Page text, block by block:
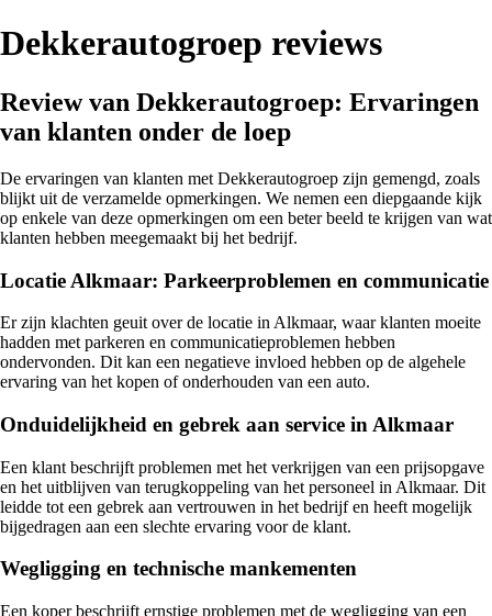
Dekkerautogroep reviews
Review van Dekkerautogroep: Ervaringen
van klanten onder de loep
De ervaringen van klanten met Dekkerautogroep zijn gemengd, zoals
blijkt uit de verzamelde opmerkingen. We nemen een diepgaande kijk
op enkele van deze opmerkingen om een beter beeld te krijgen van wat
klanten hebben meegemaakt bij het bedrijf.
Locatie Alkmaar: Parkeerproblemen en communicatie
Er zijn klachten geuit over de locatie in Alkmaar, waar klanten moeite
hadden met parkeren en communicatieproblemen hebben
ondervonden. Dit kan een negatieve invloed hebben op de algehele
ervaring van het kopen of onderhouden van een auto.
Onduidelijkheid en gebrek aan service in Alkmaar
Een klant beschrijft problemen met het verkrijgen van een prijsopgave
en het uitblijven van terugkoppeling van het personeel in Alkmaar. Dit
leidde tot een gebrek aan vertrouwen in het bedrijf en heeft mogelijk
bijgedragen aan een slechte ervaring voor de klant.
Wegligging en technische mankementen
Een koper beschrijft ernstige problemen met de wegligging van een